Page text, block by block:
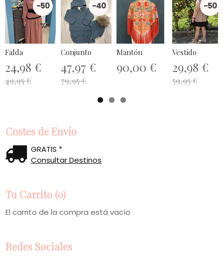
Costes de Envío
GRATIS *
Consultar Destinos
Tu Carrito (0)
El carrito de la compra está vacío
Redes Sociales
-50
%
Falda
24,98 €
49,95 €
-40
%
Conjunto
47,97 €
79,95 €
Mantón
90,00 €
-50
%
Vestido
29,98 €
59,95 €